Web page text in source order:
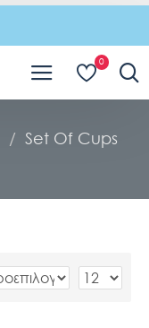
0
Set Of Cups